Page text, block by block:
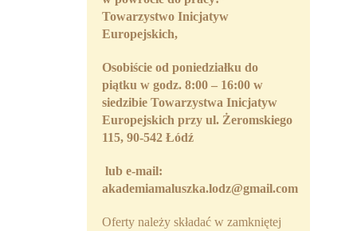
Towarzystwo Inicjatyw
Europejskich,
Osobiście od poniedziałku do
piątku w godz. 8:00 – 16:00 w
siedzibie Towarzystwa Inicjatyw
Europejskich przy ul. Żeromskiego
115, 90-542 Łódź
lub e-mail:
akademiamaluszka.lodz@gmail.com
Oferty należy składać w zamkniętej